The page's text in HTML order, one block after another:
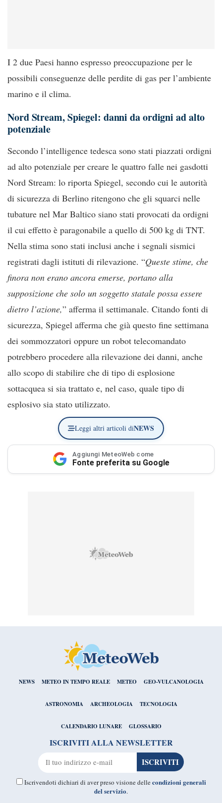
I 2 due Paesi hanno espresso preoccupazione per le
possibili conseguenze delle perdite di gas per l’ambiente
marino e il clima.
Nord Stream, Spiegel: danni da ordigni ad alto
potenziale
Secondo l’intelligence tedesca sono stati piazzati ordigni
ad alto potenziale per creare le quattro falle nei gasdotti
Nord Stream: lo riporta Spiegel, secondo cui le autorità
di sicurezza di Berlino ritengono che gli squarci nelle
tubature nel Mar Baltico siano stati provocati da ordigni
il cui effetto è paragonabile a quello di 500 kg di TNT.
Nella stima sono stati inclusi anche i segnali sismici
registrati dagli istituti di rilevazione. “Queste stime, che
finora non erano ancora emerse, portano alla
supposizione che solo un soggetto statale possa essere
dietro l’azione,” afferma il settimanale. Citando fonti di
sicurezza, Spiegel afferma che già questo fine settimana
dei sommozzatori oppure un robot telecomandato
potrebbero procedere alla rilevazione dei danni, anche
allo scopo di stabilire che di tipo di esplosione
sottacquea si sia trattato e, nel caso, quale tipo di
esplosivo sia stato utilizzato.
Leggi altri articoli diNEWS
Aggiungi MeteoWeb come
Fonte preferita su Google
NEWS METEO IN TEMPO REALE METEO GEO-VULCANOLOGIA
ASTRONOMIA ARCHEOLOGIA TECNOLOGIA
CALENDARIO LUNARE GLOSSARIO
ISCRIVITI ALLA NEWSLETTER
Iscrivendoti dichiari di aver preso visione dellecondizioni generali
del servizio.